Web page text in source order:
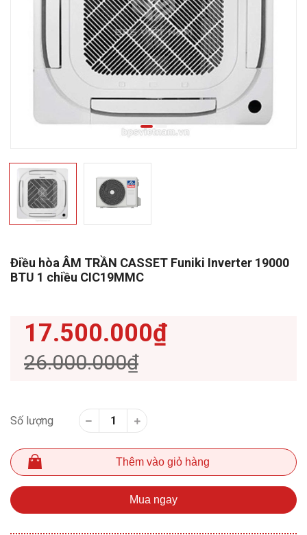
Điều hòa ÂM TRẦN CASSET Funiki Inverter 19000
BTU 1 chiều CIC19MMC
17.500.000₫
26.000.000₫
Số lượng
Thêm vào giỏ hàng
Mua ngay